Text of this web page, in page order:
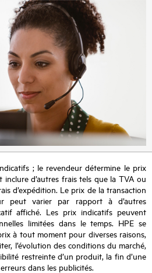
; le revendeur détermine le prix
d’autres frais tels que la TVA ou
d’expédition. Le prix de la transaction
peut varier par rapport à d’autres
affiché. Les prix indicatifs peuvent
limitées dans le temps. HPE se
à tout moment pour diverses raisons,
l’évolution des conditions du marché,
restreinte d’un produit, la fin d’une
dans les publicités.